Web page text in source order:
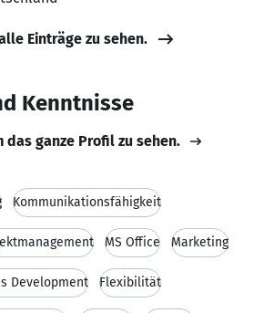
Einträge zu sehen.
Kenntnisse
das ganze Profil zu sehen.
Kommunikationsfähigkeit
MS Office Marketing
Development Flexibilität